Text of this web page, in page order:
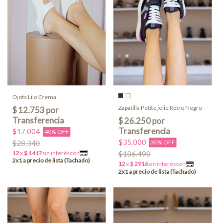
Ojota Lilo Crema
$17.004 40% OFF
$28.340
Zapatilla Petite jolie Retro Negro
$35.000 30% OFF
$106.490